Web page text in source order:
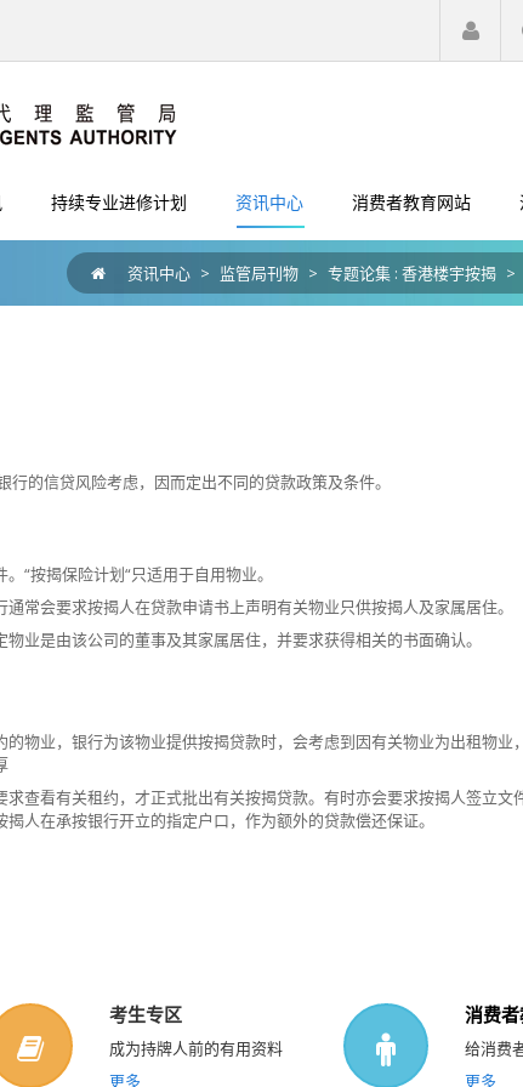
注册
持续专业进修计划 资讯中心 消费者教育网站
资讯中心 > 监管局刊物 > 专题论集 : 香港楼宇按揭 >
的信贷风险考虑，因而定出不同的贷款政策及条件。
“按揭保险计划“只适用于自用物业。
常会要求按揭人在贷款申请书上声明有关物业只供按揭人及家属居住。
业是由该公司的董事及其家属居住，并要求获得相关的书面确认。
物业，银行为该物业提供按揭贷款时，会考虑到因有关物业为出租物业
查看有关租约，才正式批出有关按揭贷款。有时亦会要求按揭人签立文
人在承按银行开立的指定户口，作为额外的贷款偿还保证。
考生专区
成为持牌人前的有用资料
更多
消费
给消费
更多